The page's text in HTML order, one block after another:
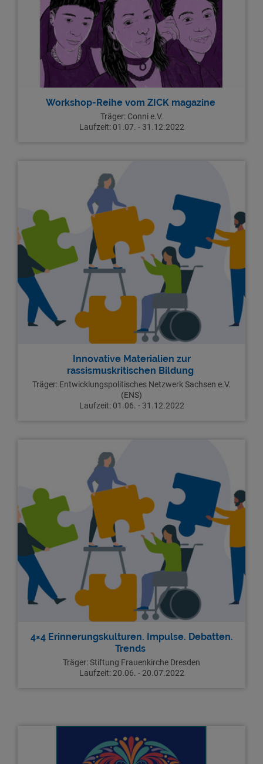
Workshop-Reihe vom ZICK magazine
Träger: Conni e.V.
Laufzeit: 01.07. - 31.12.2022
Innovative Materialien zur
rassismuskritischen Bildung
Träger: Entwicklungspolitisches Netzwerk Sachsen e.V.
(ENS)
Laufzeit: 01.06. - 31.12.2022
4×4 Erinnerungskulturen. Impulse. Debatten.
Trends
Träger: Stiftung Frauenkirche Dresden
Laufzeit: 20.06. - 20.07.2022